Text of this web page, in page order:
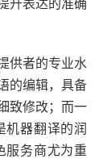
升表达的准确
供者的专业水
的编辑，具备
致修改；而一
机器翻译的润
服务商尤为重